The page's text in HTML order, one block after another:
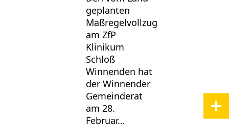
geplanten
Maßregelvollzug
am ZfP
Klinikum
Schloß
Winnenden hat
der Winnender
Gemeinderat
am 28.
Februar…